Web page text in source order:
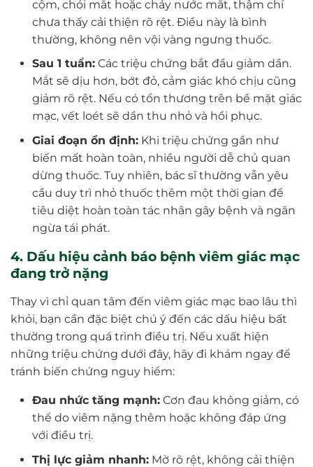
cộm, chói mắt hoặc chảy nước mắt, thậm chí
chưa thấy cải thiện rõ rệt. Điều này là bình
thường, không nên vội vàng ngưng thuốc.
Sau 1 tuần:Các triệu chứng bắt đầu giảm dần.
Mắt sẽ dịu hơn, bớt đỏ, cảm giác khó chịu cũng
giảm rõ rệt. Nếu có tổn thương trên bề mặt giác
mạc, vết loét sẽ dần thu nhỏ và hồi phục.
Giai đoạn ổn định:Khi triệu chứng gần như
biến mất hoàn toàn, nhiều người dễ chủ quan
dừng thuốc. Tuy nhiên, bác sĩ thường vẫn yêu
cầu duy trì nhỏ thuốc thêm một thời gian để
tiêu diệt hoàn toàn tác nhân gây bệnh và ngăn
ngừa tái phát.
4. Dấu hiệu cảnh báo bệnh viêm giác mạc
đang trở nặng
Thay vì chỉ quan tâm đến viêm giác mạc bao lâu thì
khỏi, bạn cần đặc biệt chú ý đến các dấu hiệu bất
thường trong quá trình điều trị. Nếu xuất hiện
những triệu chứng dưới đây, hãy đi khám ngay để
tránh biến chứng nguy hiểm:
Đau nhức tăng mạnh:Cơn đau không giảm, có
thể do viêm nặng thêm hoặc không đáp ứng
với điều trị.
Thị lực giảm nhanh:Mờ rõ rệt, không cải thiện